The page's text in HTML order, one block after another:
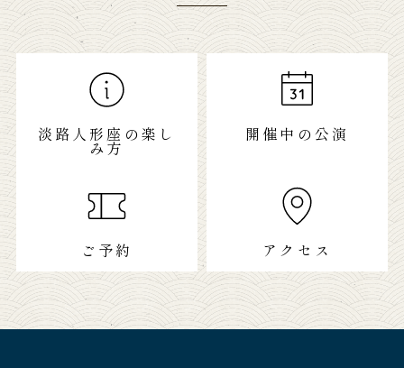
淡路人形座の楽し
み方
開催中の公演
ご予約 アクセス